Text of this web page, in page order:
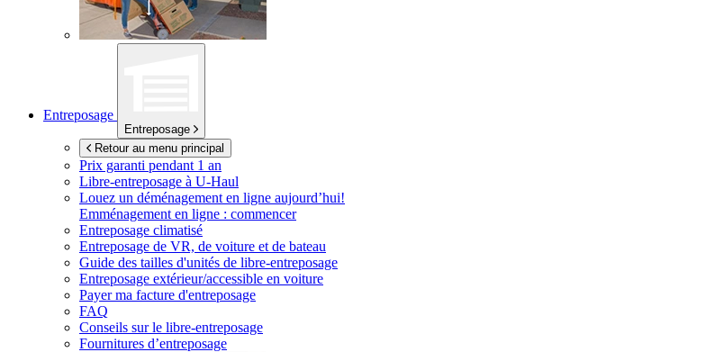
Entreposage
Entreposage
Retour au menu principal
Prix garanti pendant 1 an
Libre-entreposage à U-Haul
Louez un déménagement en ligne aujourd’hui!
Emménagement en ligne : commencer
Entreposage climatisé
Entreposage de VR, de voiture et de bateau
Guide des tailles d'unités de libre-entreposage
Entreposage extérieur/accessible en voiture
Payer ma facture d'entreposage
FAQ
Conseils sur le libre-entreposage
Fournitures d’entreposage